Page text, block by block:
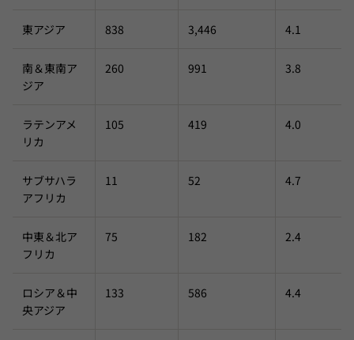
東アジア 838 3,446 4.1
南＆東南ア
ジア
260 991 3.8
ラテンアメ
リカ
105 419 4.0
サブサハラ
アフリカ
11 52 4.7
中東＆北ア
フリカ
75 182 2.4
ロシア＆中
央アジア
133 586 4.4